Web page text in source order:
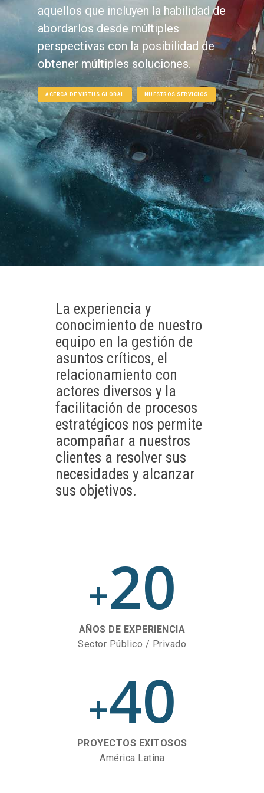
aquellos que incluyen la habilidad de
abordarlos desde múltiples
perspectivas con la posibilidad de
obtener múltiples soluciones.
ACERCA DE VIRTUS GLOBAL NUESTROS SERVICIOS
La experiencia y
conocimiento de nuestro
equipo en la gestión de
asuntos críticos, el
relacionamiento con
actores diversos y la
facilitación de procesos
estratégicos nos permite
acompañar a nuestros
clientes a resolver sus
necesidades y alcanzar
sus objetivos.
+20
AÑOS DE EXPERIENCIA
Sector Público / Privado
+40
PROYECTOS EXITOSOS
América Latina